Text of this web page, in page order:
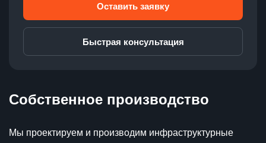
Оставить заявку
Быстрая консультация
Собственное производство
Мы проектируем и производим инфраструктурные